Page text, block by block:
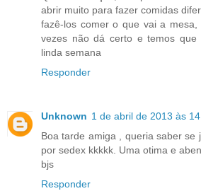
abrir muito para fazer comidas
fazê-los comer o que vai a
vezes não dá certo e temos que
linda semana
Responder
Unknown 1 de abril de 2013 às
Boa tarde amiga , queria saber se
por sedex kkkkk. Uma otima e
bjs
Responder